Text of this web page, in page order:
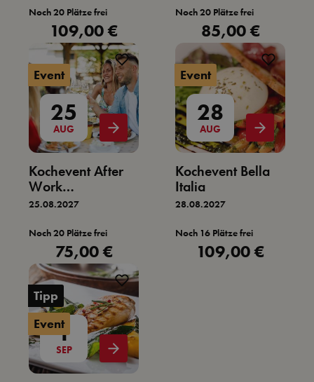
Noch 20 Plätze frei
Regulärer Preis:
109,00 €
Noch 20 Plätze frei
Regulärer Preis:
85,00 €
Event
25
AUG
Kochevent After
Work
Sommerabend
25.08.2027
Noch 20 Plätze frei
Regulärer Preis:
75,00 €
Event
28
AUG
Kochevent Bella
Italia
28.08.2027
Noch 16 Plätze frei
Regulärer Preis:
109,00 €
Tipp
Event1
SEP